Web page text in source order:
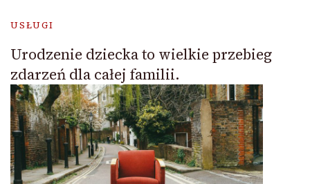
USŁUGI
Urodzenie dziecka to wielkie przebieg
zdarzeń dla całej familii.